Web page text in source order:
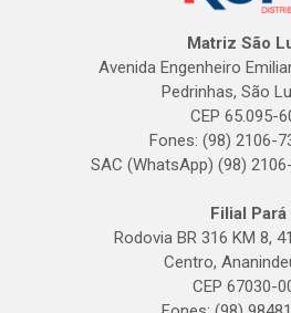
Matriz São
Avenida Engenheiro
Pedrinhas, São
CEP 65.095-
Fones: (98) 2106-
SAC (WhatsApp) (98)
Filial Pará
Rodovia BR 316 KM 8,
Centro,
CEP 67030-